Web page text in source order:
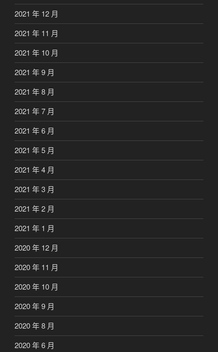
2021 年 12 月
2021 年 11 月
2021 年 10 月
2021 年 9 月
2021 年 8 月
2021 年 7 月
2021 年 6 月
2021 年 5 月
2021 年 4 月
2021 年 3 月
2021 年 2 月
2021 年 1 月
2020 年 12 月
2020 年 11 月
2020 年 10 月
2020 年 9 月
2020 年 8 月
2020 年 6 月